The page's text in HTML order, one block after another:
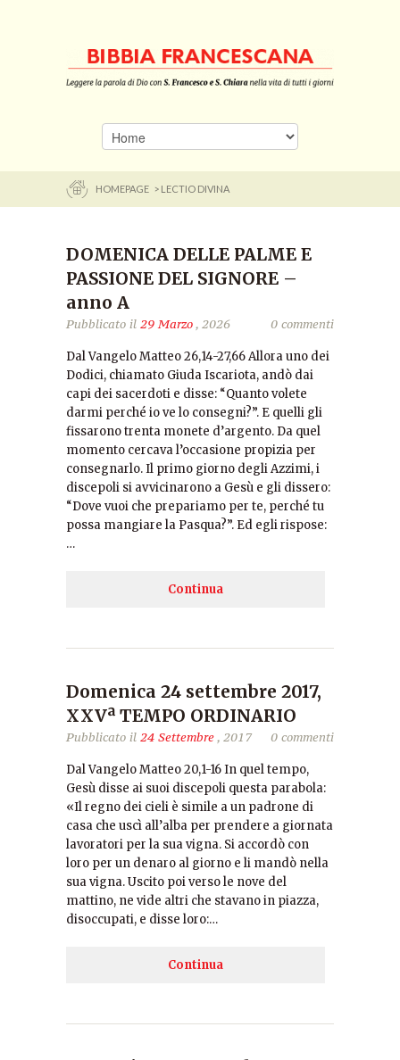
HOMEPAGE > LECTIO DIVINA
DOMENICA DELLE PALME E
PASSIONE DEL SIGNORE –
anno A
Pubblicato il 29 Marzo, 2026 0 commenti
Dal Vangelo Matteo 26,14-27,66 Allora uno dei
Dodici, chiamato Giuda Iscariota, andò dai
capi dei sacerdoti e disse: “Quanto volete
darmi perché io ve lo consegni?”. E quelli gli
fissarono trenta monete d’argento. Da quel
momento cercava l’occasione propizia per
consegnarlo. Il primo giorno degli Azzimi, i
discepoli si avvicinarono a Gesù e gli dissero:
“Dove vuoi che prepariamo per te, perché tu
possa mangiare la Pasqua?”. Ed egli rispose:
…
Continua
Domenica 24 settembre 2017,
XXVª TEMPO ORDINARIO
Pubblicato il 24 Settembre, 2017 0 commenti
Dal Vangelo Matteo 20,1-16 In quel tempo,
Gesù disse ai suoi discepoli questa parabola:
«Il regno dei cieli è simile a un padrone di
casa che uscì all’alba per prendere a giornata
lavoratori per la sua vigna. Si accordò con
loro per un denaro al giorno e li mandò nella
sua vigna. Uscito poi verso le nove del
mattino, ne vide altri che stavano in piazza,
disoccupati, e disse loro:…
Continua